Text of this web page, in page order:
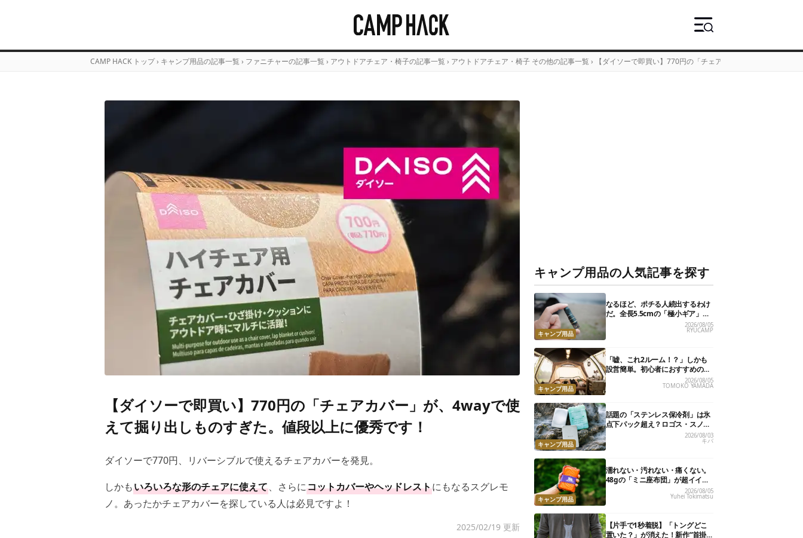
CAMP HACK トップ › キャンプ用品の記事一覧 › ファニチャーの記事一覧 › アウトドアチェア・椅子の記事一覧 › アウトドアチェア・椅子 その他の記事一覧 › 【ダイソーで即買い】770円の「チェアカバー」が、4wayで
【ダイソーで即買い】770円の「チェアカバー」が、4wayで使
えて掘り出しものすぎた。値段以上に優秀です！
ダイソーで770円、リバーシブルで使えるチェアカバーを発見。
しかもいろいろな形のチェアに使えて、さらにコットカバーやヘッドレストにもなるスグレモ
ノ。あったかチェアカバーを探している人は必見ですよ！
2025/02/19 更新
キャンプ用品の人気記事を探す
キャンプ用品
なるほど、ポチる人続出するわけ
だ。全長5.5cmの「極小ギア」を
使って分かったほんとの魅力2026/08/05
RYUCAMP
キャンプ用品
「嘘、これ2ルーム！？」しかも
設営簡単。初心者におすすめの最
新“おしゃれ広々テント”7選2026/08/05
TOMOKO YAMADA
キャンプ用品
話題の「ステンレス保冷剤」は氷
点下パック超え？ロゴス・スノー
ピーク・爆売れノーブランド品を
比べてみた
2026/08/03
キバ
キャンプ用品
濡れない・汚れない・痛くない。
48gの「ミニ座布団」が超イイ具
合
2026/08/05
Yuhei Tokimatsu
【片手で1秒着脱】「トングどこ
置いた？」が消えた！新作“首掛